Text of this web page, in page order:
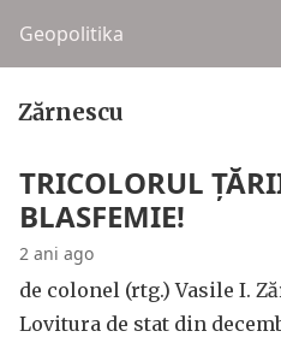
Geopolitika
Zărnescu
TRICOLORUL
BLASFEMIE!
2 ani ago
de colonel (rtg.) Vasile I.
Lovitura de stat din